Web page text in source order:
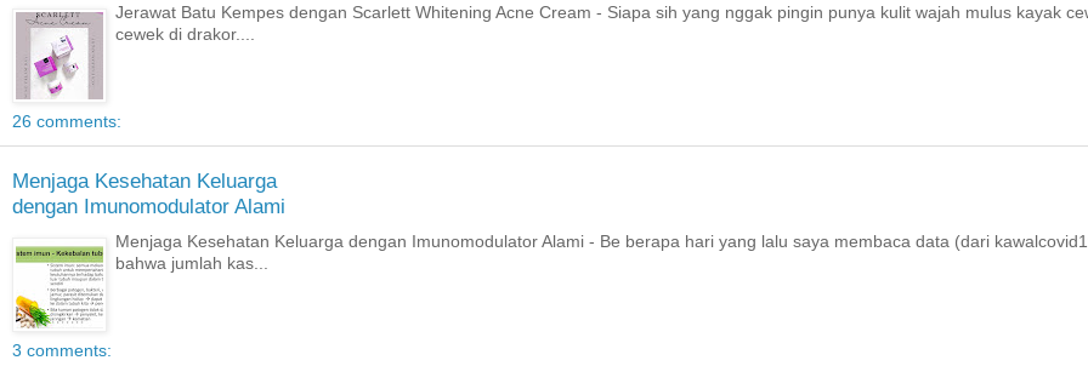
Jerawat Batu Kempes dengan Scarlett Whitening Acne Cream - Siapa sih yang nggak pingin punya kulit wajah mulus kayak
cewek di drakor....
26 comments:
Menjaga Kesehatan Keluarga
dengan Imunomodulator Alami
Menjaga Kesehatan Keluarga dengan Imunomodulator Alami - Be berapa hari yang lalu saya membaca data (dari
bahwa jumlah kas...
3 comments: